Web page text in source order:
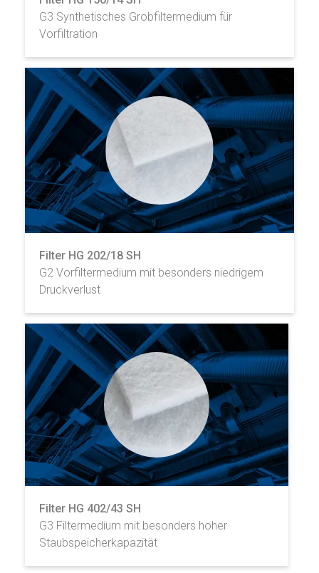
G3 Synthetisches Grobfiltermedium für
Vorfiltration
Filter HG 202/18 SH
G2 Vorfiltermedium mit besonders niedrigem
Druckverlust
Filter HG 402/43 SH
G3 Filtermedium mit besonders hoher
Staubspeicherkapazität